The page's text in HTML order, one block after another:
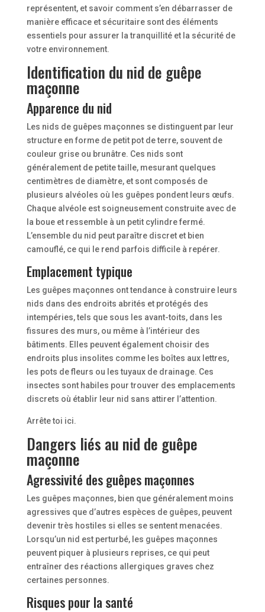
représentent, et savoir comment s’en débarrasser de
manière efficace et sécuritaire sont des éléments
essentiels pour assurer la tranquillité et la sécurité de
votre environnement.
Identification du nid de guêpe
maçonne
Apparence du nid
Les nids de guêpes maçonnes se distinguent par leur
structure en forme de petit pot de terre, souvent de
couleur grise ou brunâtre. Ces nids sont
généralement de petite taille, mesurant quelques
centimètres de diamètre, et sont composés de
plusieurs alvéoles où les guêpes pondent leurs œufs.
Chaque alvéole est soigneusement construite avec de
la boue et ressemble à un petit cylindre fermé.
L’ensemble du nid peut paraître discret et bien
camouflé, ce qui le rend parfois difficile à repérer.
Emplacement typique
Les guêpes maçonnes ont tendance à construire leurs
nids dans des endroits abrités et protégés des
intempéries, tels que sous les avant-toits, dans les
fissures des murs, ou même à l’intérieur des
bâtiments. Elles peuvent également choisir des
endroits plus insolites comme les boîtes aux lettres,
les pots de fleurs ou les tuyaux de drainage. Ces
insectes sont habiles pour trouver des emplacements
discrets où établir leur nid sans attirer l’attention.
Arrête toi ici.
Dangers liés au nid de guêpe
maçonne
Agressivité des guêpes maçonnes
Les guêpes maçonnes, bien que généralement moins
agressives que d’autres espèces de guêpes, peuvent
devenir très hostiles si elles se sentent menacées.
Lorsqu’un nid est perturbé, les guêpes maçonnes
peuvent piquer à plusieurs reprises, ce qui peut
entraîner des réactions allergiques graves chez
certaines personnes.
Risques pour la santé